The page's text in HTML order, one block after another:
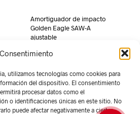
Consentimiento
utilizamos tecnologías como cookies para
del dispositivo. El consentimiento
procesar datos como el
o identificaciones únicas en este sitio. No
puede afectar negativamente a ciertas
Amortiguador de impacto
Golden Eagle SAW-A
ajustable